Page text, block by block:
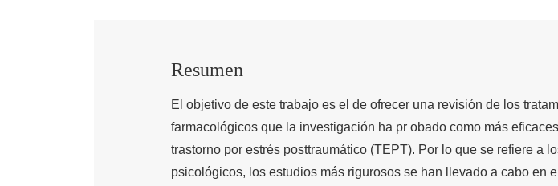
Resumen
El objetivo de este trabajo es el de ofrecer una revisión de los
farmacológicos que la investigación ha pr obado como más
trastorno por estrés posttraumático (TEPT). Por lo que se refiere a
psicológicos, los estudios más rigurosos se han llevado a cabo en